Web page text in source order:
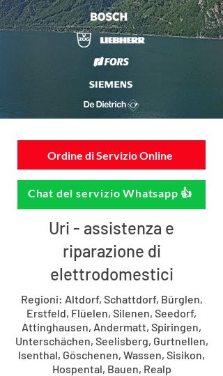
Ordine di Servizio Online
Chat del servizio Whatsapp 👍
Uri - assistenza e
riparazione di
elettrodomestici
Regioni: Altdorf, Schattdorf, Bürglen,
Erstfeld, Flüelen, Silenen, Seedorf,
Attinghausen, Andermatt, Spiringen,
Unterschächen, Seelisberg, Gurtnellen,
Isenthal, Göschenen, Wassen, Sisikon,
Hospental, Bauen, Realp